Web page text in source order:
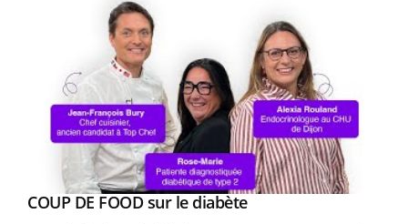
Youtube
COUP DE FOOD sur le diabèteYoutube